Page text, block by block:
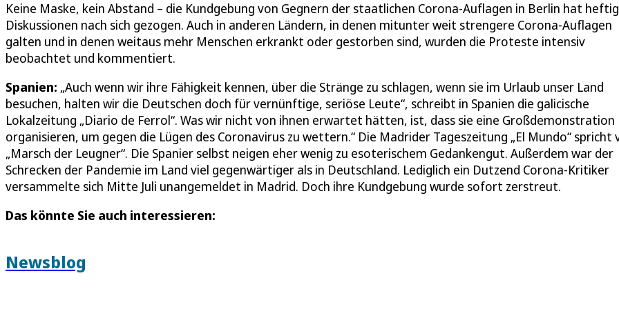
Keine Maske, kein Abstand – die Kundgebung von Gegnern der staatlichen Corona-Auflagen in Berlin hat
Diskussionen nach sich gezogen. Auch in anderen Ländern, in denen mitunter weit strengere Corona-Auflagen
galten und in denen weitaus mehr Menschen erkrankt oder gestorben sind, wurden die Proteste intensiv
beobachtet und kommentiert.
Spanien: „Auch wenn wir ihre Fähigkeit kennen, über die Stränge zu schlagen, wenn sie im Urlaub unser Land
besuchen, halten wir die Deutschen doch für vernünftige, seriöse Leute“, schreibt in Spanien die galicische
Lokalzeitung „Diario de Ferrol“. Was wir nicht von ihnen erwartet hätten, ist, dass sie eine Großdemonstration
organisieren, um gegen die Lügen des Coronavirus zu wettern.“ Die Madrider Tageszeitung „El Mundo“ spricht
„Marsch der Leugner“. Die Spanier selbst neigen eher wenig zu esoterischem Gedankengut. Außerdem war der
Schrecken der Pandemie im Land viel gegenwärtiger als in Deutschland. Lediglich ein Dutzend Corona-Kritiker
versammelte sich Mitte Juli unangemeldet in Madrid. Doch ihre Kundgebung wurde sofort zerstreut.
Das könnte Sie auch interessieren:
Newsblog